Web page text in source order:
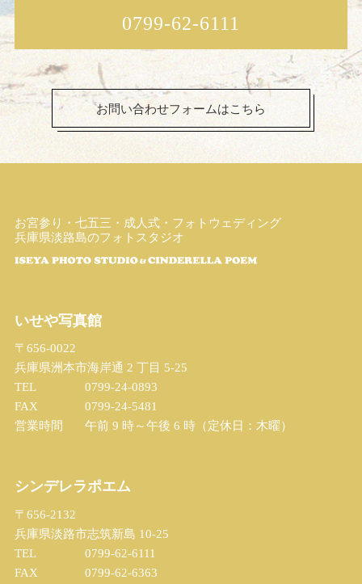
0799-62-6111
お問い合わせフォームはこちら
お宮参り・七五三・成人式・フォトウェディング
兵庫県淡路島のフォトスタジオ
いせや写真館
〒656-0022
兵庫県洲本市海岸通 2 丁目 5-25
TEL
0799-24-0893
FAX
0799-24-5481
営業時間
午前 9 時～午後 6 時（定休日：木曜）
シンデレラポエム
〒656-2132
兵庫県淡路市志筑新島 10-25
TEL
0799-62-6111
FAX
0799-62-6363